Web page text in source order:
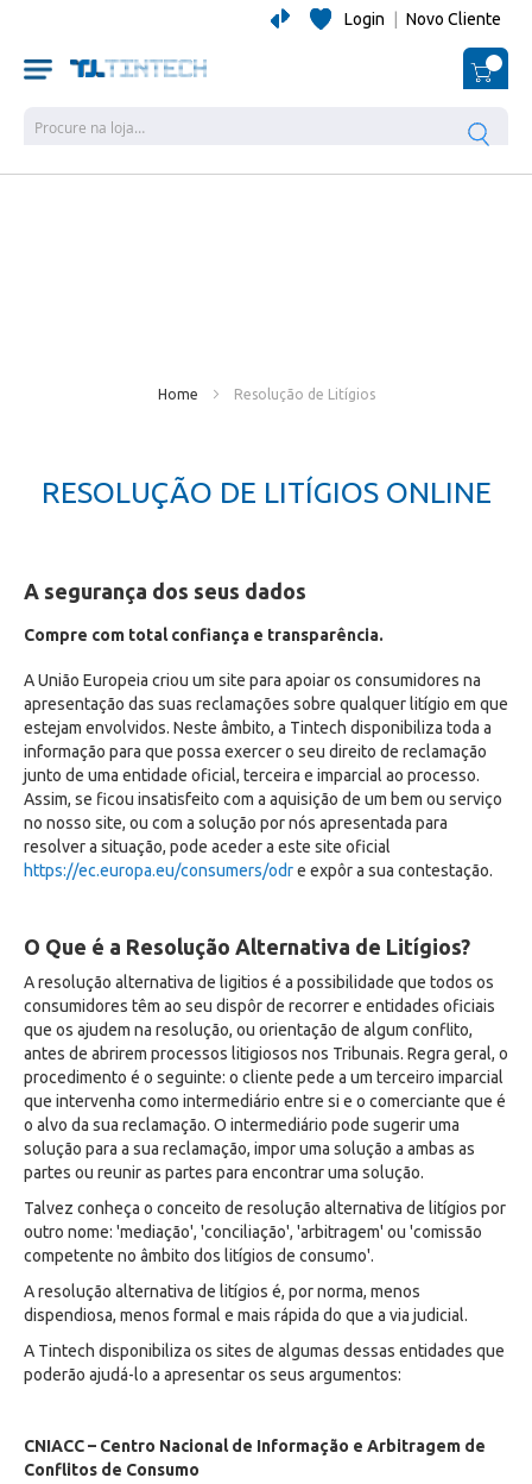
Login Novo Cliente
O
Home Resolução de Litígios
RESOLUÇÃO DE LITÍGIOS ONLINE
A segurança dos seus dados
Compre com total confiança e transparência.
A União Europeia criou um site para apoiar os consumidores na
apresentação das suas reclamações sobre qualquer litígio em que
estejam envolvidos. Neste âmbito, a Tintech disponibiliza toda a
informação para que possa exercer o seu direito de reclamação
junto de uma entidade oficial, terceira e imparcial ao processo.
Assim, se ficou insatisfeito com a aquisição de um bem ou serviço
no nosso site, ou com a solução por nós apresentada para
resolver a situação, pode aceder a este site oficial
https://ec.europa.eu/consumers/odre expôr a sua contestação.
O Que é a Resolução Alternativa de Litígios?
A resolução alternativa de ligitios é a possibilidade que todos os
consumidores têm ao seu dispôr de recorrer e entidades oficiais
que os ajudem na resolução, ou orientação de algum conflito,
antes de abrirem processos litigiosos nos Tribunais. Regra geral, o
procedimento é o seguinte: o cliente pede a um terceiro imparcial
que intervenha como intermediário entre si e o comerciante que é
o alvo da sua reclamação. O intermediário pode sugerir uma
solução para a sua reclamação, impor uma solução a ambas as
partes ou reunir as partes para encontrar uma solução.
Talvez conheça o conceito de resolução alternativa de litígios por
outro nome: 'mediação', 'conciliação', 'arbitragem' ou 'comissão
competente no âmbito dos litígios de consumo'.
A resolução alternativa de litígios é, por norma, menos
dispendiosa, menos formal e mais rápida do que a via judicial.
A Tintech disponibiliza os sites de algumas dessas entidades que
poderão ajudá-lo a apresentar os seus argumentos:
CNIACC – Centro Nacional de Informação e Arbitragem de
Conflitos de Consumo